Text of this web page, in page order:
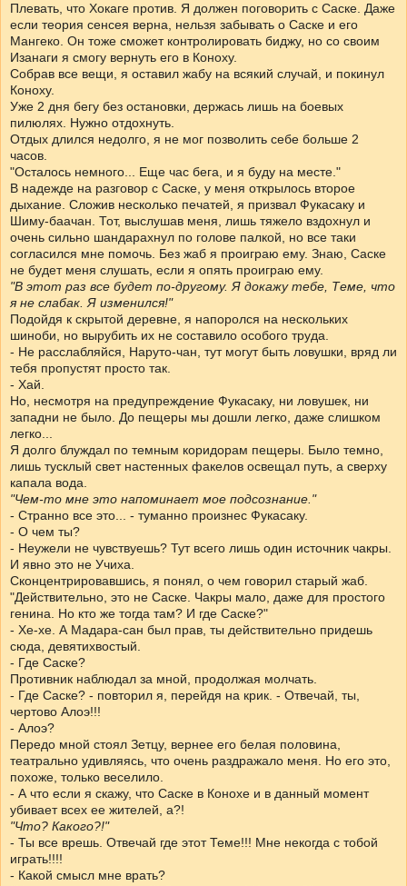
Плевать, что Хокаге против. Я должен поговорить с Саске. Даже
если теория сенсея верна, нельзя забывать о Саске и его
Мангеко. Он тоже сможет контролировать биджу, но со своим
Изанаги я смогу вернуть его в Коноху.
Собрав все вещи, я оставил жабу на всякий случай, и покинул
Коноху.
Уже 2 дня бегу без остановки, держась лишь на боевых
пилюлях. Нужно отдохнуть.
Отдых длился недолго, я не мог позволить себе больше 2
часов.
"Осталось немного... Еще час бега, и я буду на месте."
В надежде на разговор с Саске, у меня открылось второе
дыхание. Сложив несколько печатей, я призвал Фукасаку и
Шиму-баачан. Тот, выслушав меня, лишь тяжело вздохнул и
очень сильно шандарахнул по голове палкой, но все таки
согласился мне помочь. Без жаб я проиграю ему. Знаю, Саске
не будет меня слушать, если я опять проиграю ему.
"В этот раз все будет по-другому. Я докажу тебе, Теме, что
я не слабак. Я изменился!"
Подойдя к скрытой деревне, я напоролся на нескольких
шиноби, но вырубить их не составило особого труда.
- Не расслабляйся, Наруто-чан, тут могут быть ловушки, вряд ли
тебя пропустят просто так.
- Хай.
Но, несмотря на предупреждение Фукасаку, ни ловушек, ни
западни не было. До пещеры мы дошли легко, даже слишком
легко...
Я долго блуждал по темным коридорам пещеры. Было темно,
лишь тусклый свет настенных факелов освещал путь, а сверху
капала вода.
"Чем-то мне это напоминает мое подсознание."
- Странно все это... - туманно произнес Фукасаку.
- О чем ты?
- Неужели не чувствуешь? Тут всего лишь один источник чакры.
И явно это не Учиха.
Сконцентрировавшись, я понял, о чем говорил старый жаб.
"Действительно, это не Саске. Чакры мало, даже для простого
генина. Но кто же тогда там? И где Саске?"
- Хе-хе. А Мадара-сан был прав, ты действительно придешь
сюда, девятихвостый.
- Где Саске?
Противник наблюдал за мной, продолжая молчать.
- Где Саске? - повторил я, перейдя на крик. - Отвечай, ты,
чертово Алоэ!!!
- Алоэ?
Передо мной стоял Зетцу, вернее его белая половина,
театрально удивляясь, что очень раздражало меня. Но его это,
похоже, только веселило.
- А что если я скажу, что Саске в Конохе и в данный момент
убивает всех ее жителей, а?!
"Что? Какого?!"
- Ты все врешь. Отвечай где этот Теме!!! Мне некогда с тобой
играть!!!!
- Какой смысл мне врать?